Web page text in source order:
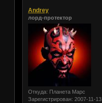
Andrey
лорд-протектор
Откуда: Планета Марс
Зарегистрирован: 2007-11-13